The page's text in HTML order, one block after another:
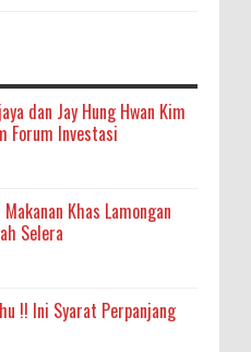
dan Jay Hung Hwan Kim
Forum Investasi
Khas Lamongan
Selera
!! Ini Syarat Perpanjang